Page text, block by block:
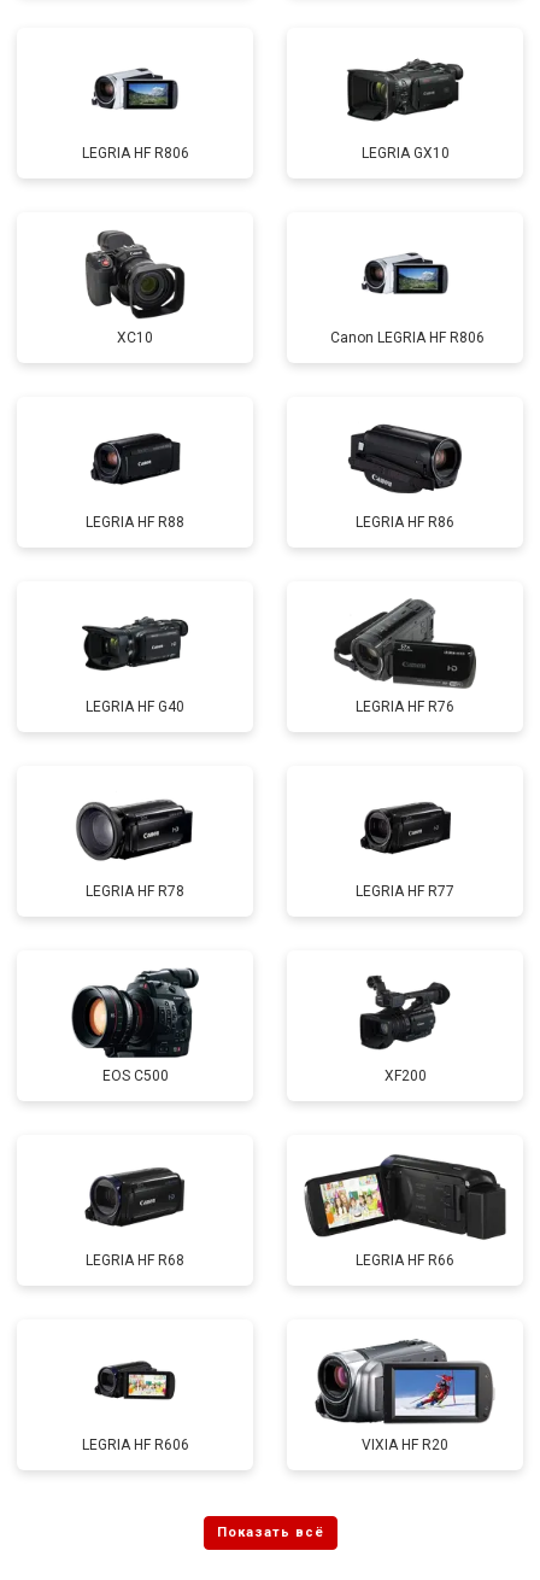
LEGRIA HF R806 LEGRIA GX10
XC10 Canon LEGRIA HF R806
LEGRIA HF R88 LEGRIA HF R86
LEGRIA HF G40 LEGRIA HF R76
LEGRIA HF R78 LEGRIA HF R77
EOS C500 XF200
LEGRIA HF R68 LEGRIA HF R66
LEGRIA HF R606 VIXIA HF R20